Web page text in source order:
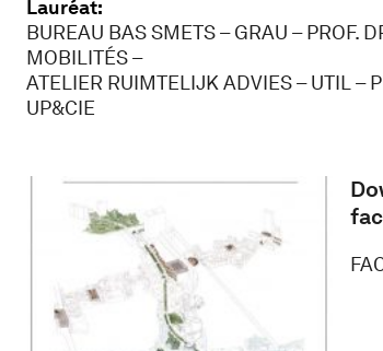
Lauréat:
BUREAU BAS SMETS – GRAU – PROF.
MOBILITÉS –
ATELIER RUIMTELIJK ADVIES – UTIL –
UP&CIE